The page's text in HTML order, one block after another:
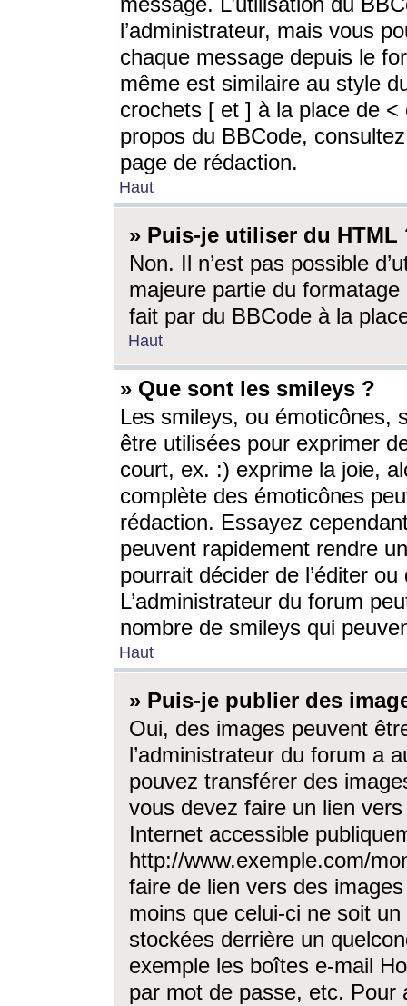
l’administrateur, mais vous
chaque message depuis le
même est similaire au style
crochets [ et ] à la place de <
propos du BBCode,
page de rédaction.
Haut
» Puis-je utiliser du HTML
Non. Il n’est pas possible
majeure partie du
fait par du BBCode à la
Haut
» Que sont les smileys ?
Les smileys, ou émoticônes,
être utilisées pour exprimer
court, ex. :) exprime la joie,
complète des émoticônes
rédaction. Essayez
peuvent rapidement rendre
pourrait décider de l’éditer
L’administrateur du forum
nombre de smileys qui
Haut
» Puis-je publier des
Oui, des images peuvent
l’administrateur du forum a
pouvez transférer des
vous devez faire un lien
Internet accessible
http://www.exemple.com/
faire de lien vers des
moins que celui-ci ne soit
stockées derrière un
exemple les boîtes e-mail
par mot de passe, etc. Pour